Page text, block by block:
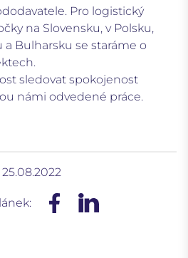
Pro logistický
na Slovensku, v Polsku,
Bulharsku se staráme o
sledovat spokojenost
námi odvedené práce.
25.08.2022